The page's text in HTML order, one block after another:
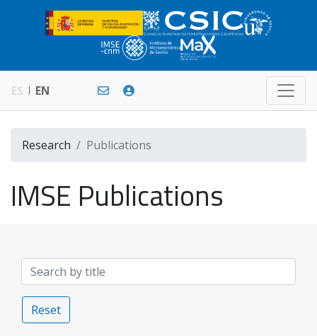
ES EN
Research Publications
IMSE Publications
Reset